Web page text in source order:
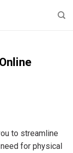
to streamline
for physical